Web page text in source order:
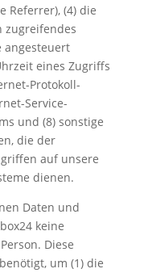
Referrer), (4) die
zugreifendes
angesteuert
eines Zugriffs
Protokoll-
Service-
und (8) sonstige
die der
auf unsere
dienen.
Daten und
keine
Diese
um (1) die